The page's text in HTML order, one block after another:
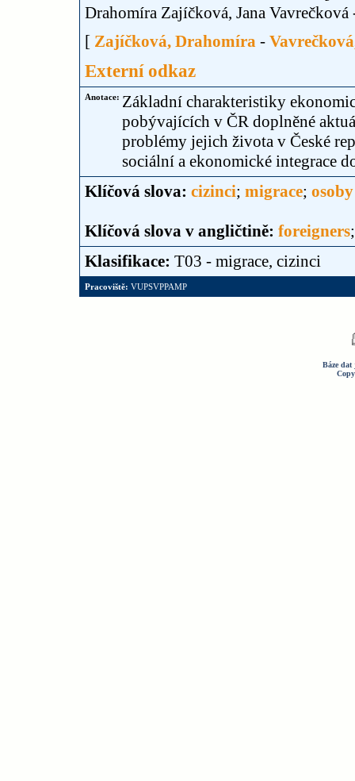
Drahomíra Zajíčková, Jana
[ Zajíčková, Drahomíra -
Externí odkaz
Anotace: Základní charakteristiky
pobývajících v ČR doplněné
problémy jejich života v České
sociální a ekonomické integrace
Klíčová slova: cizinci; migrace;
Klíčová slova v angličtině: foreigners
Klasifikace: T03 - migrace, cizinci
Pracoviště: VUPSVPPAMP
Báze dat